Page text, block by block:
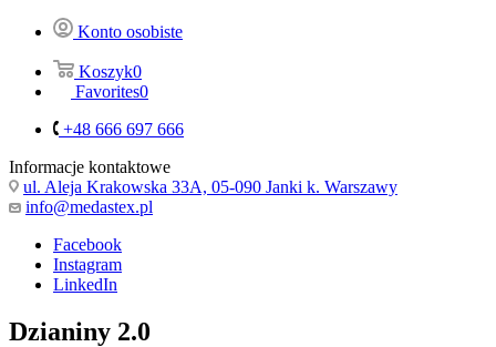
Konto osobiste
Koszyk0
Favorites0
+48 666 697 666
Informacje kontaktowe
ul. Aleja Krakowska 33A, 05-090 Janki k. Warszawy
info@medastex.pl
Facebook
Instagram
LinkedIn
Dzianiny 2.0